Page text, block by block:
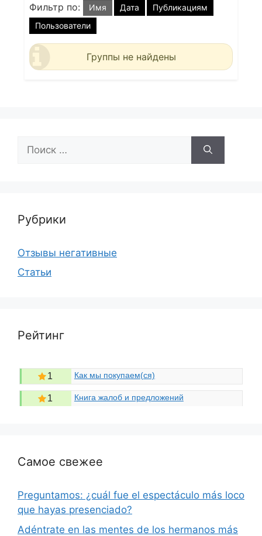
Фильтр по: Имя Дата
Публикациям
Пользователи
Группы не найдены
Рубрики
Отзывы негативные
Статьи
Рейтинг
1 Как мы покупаем(ся)
1 Книга жалоб и предложений
Самое свежее
Preguntamos: ¿cuál fue el espectáculo más loco
que hayas presenciado?
Adéntrate en las mentes de los hermanos más